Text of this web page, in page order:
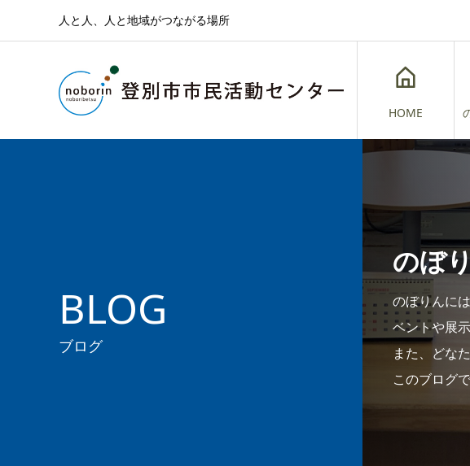
人と人、人と地域がつながる場所
HOME
BLOG
ブログ
のぼ
のぼりんに
ベントや展
また、どな
このブログ